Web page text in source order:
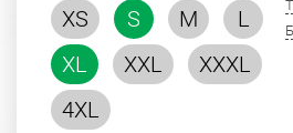
XS S M
L
XL
XXL
XXXL
4XL